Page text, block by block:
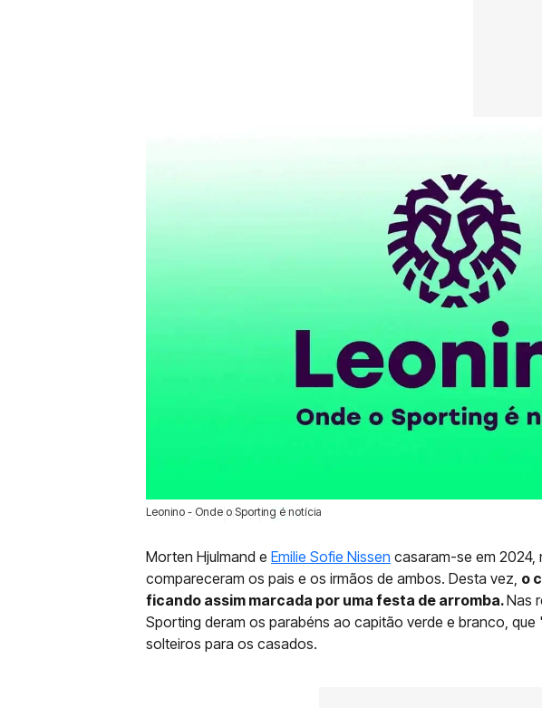
Leonino - Onde o Sporting é notícia
23 Jun 2025 | 11:19 | 0
Morten Hjulmand e Emilie Sofie Nissen casaram-se em 2024,
compareceram os pais e os irmãos de ambos. Desta vez, o
ficando assim marcada por uma festa de arromba.Nas
Sporting deram os parabéns ao capitão verde e branco,
solteiros para os casados.